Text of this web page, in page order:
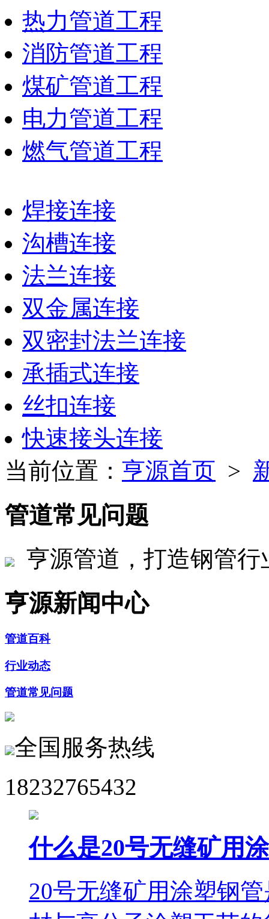
热力管道工程
消防管道工程
煤矿管道工程
电力管道工程
燃气管道工程
焊接连接
沟槽连接
法兰连接
双金属连接
双密封法兰连接
承插式连接
丝扣连接
快速接头连接
当前位置： 亨源首页 >
管道常见问题
亨源管道，打造钢管
亨源新闻中心
管道百科
行业动态
管道常见问题
全国服务热线
18232765432
什么是20号无缝矿用
20号无缝矿用涂塑钢